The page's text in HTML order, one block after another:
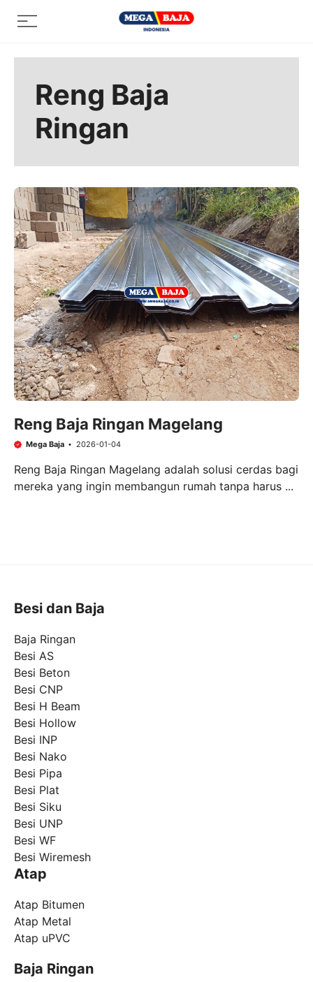
Menu
Reng Baja
Ringan
Reng Baja Ringan Magelang
Mega Baja 2026-01-04
Reng Baja Ringan Magelang adalah solusi cerdas bagi
mereka yang ingin membangun rumah tanpa harus ...
Besi dan Baja
Baja Ringan
Besi AS
Besi Beton
Besi CNP
Besi H Beam
Besi Hollow
Besi INP
Besi Nako
Besi Pipa
Besi Plat
Besi Siku
Besi UNP
Besi WF
Besi Wiremesh
Atap
Atap Bitumen
Atap Metal
Atap uPVC
Baja Ringan